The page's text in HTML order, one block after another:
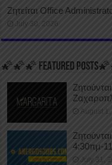
Ζητείται Office
July 30, 2026
🌠🌠🌠 FEATURED
August
4:30πμ-
July 31,